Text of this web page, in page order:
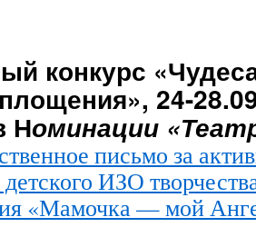
конкурс
24-
Номинации
письмо за
ИЗО
«Мамочка — мой